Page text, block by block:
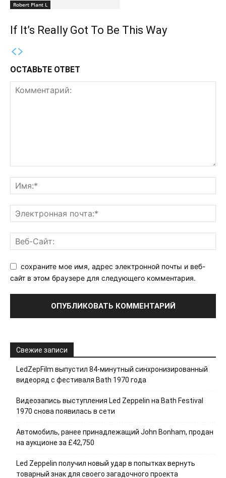
Robert Plant L
If It’s Really Got To Be This Way
ОСТАВЬТЕ ОТВЕТ
сохраните мое имя, адрес электронной почты и веб-
сайт в этом браузере для следующего комментария.
Свежие записи
LedZepFilm выпустил 84-минутный синхронизированный
видеоряд с фестиваля Bath 1970 года
Видеозапись выступления Led Zeppelin на Bath Festival
1970 снова появилась в сети
Автомобиль, ранее принадлежащий John Bonham, продан
на аукционе за £42,750
Led Zeppelin получил новый удар в попытках вернуть
товарный знак для своего загадочного проекта